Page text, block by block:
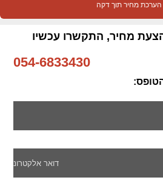
מחיר תוך דקה
מחיר, התקשרו עכשיו
054-6833430